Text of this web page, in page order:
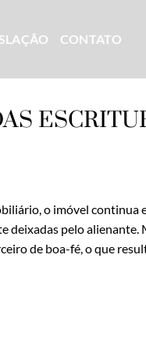
CONTATO
o imóvel continua
deixadas pelo alienante.
de boa-fé, o que